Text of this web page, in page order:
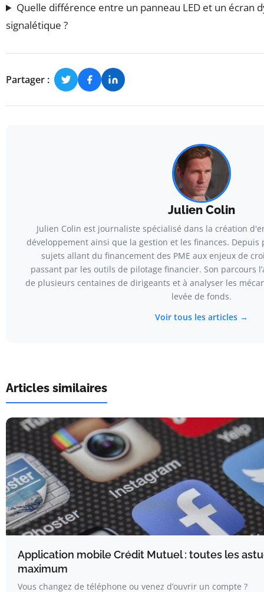
Quelle différence entre un panneau LED et un écran
signalétique ?
Partager :
Julien Colin
Julien Colin est journaliste spécialisé dans la création
développement ainsi que la gestion et les finances. Depuis
sujets allant du financement des PME aux enjeux de
passant par les outils de pilotage financier. Son parcours
de plusieurs centaines de dirigeants et à analyser les
levée de fonds.
Voir tous les articles →
Articles similaires
Application mobile Crédit Mutuel : toutes les
maximum
Vous changez de téléphone ou venez d’ouvrir un compte ?